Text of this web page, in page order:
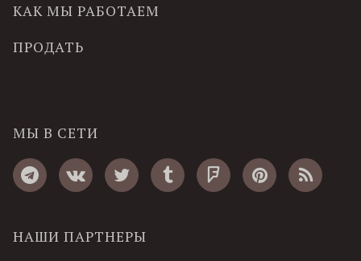
КАК МЫ РАБОТАЕМ
ПРОДАТЬ
МЫ В СЕТИ
НАШИ ПАРТНЕРЫ